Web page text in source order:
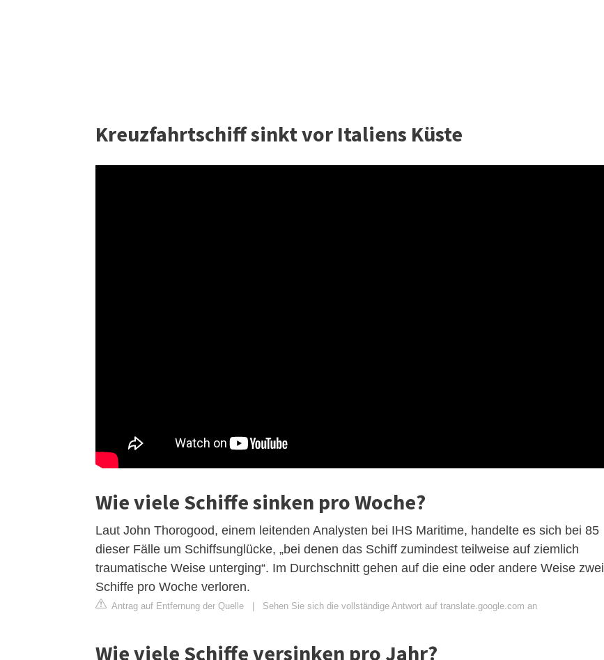
Kreuzfahrtschiff sinkt vor Italiens Küste
Wie viele Schiffe sinken pro Woche?
Laut John Thorogood, einem leitenden Analysten bei IHS Maritime, handelte es sich bei 85
dieser Fälle um Schiffsunglücke, „bei denen das Schiff zumindest teilweise auf ziemlich
traumatische Weise unterging“. Im Durchschnitt gehen auf die eine oder andere Weise zwei
Schiffe pro Woche verloren.
Antrag auf Entfernung der Quelle | Sehen Sie sich die vollständige Antwort auf translate.google.com an
Wie viele Schiffe versinken pro Jahr?